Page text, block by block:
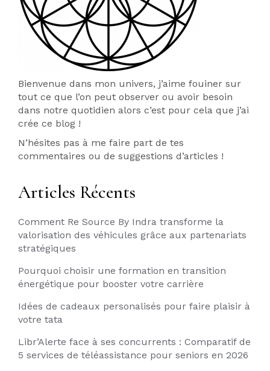
Bienvenue dans mon univers, j’aime fouiner sur
tout ce que l’on peut observer ou avoir besoin
dans notre quotidien alors c’est pour cela que j’ai
crée ce blog !
N’hésites pas à me faire part de tes
commentaires ou de suggestions d’articles !
Articles Récents
Comment Re Source By Indra transforme la
valorisation des véhicules grâce aux partenariats
stratégiques
Pourquoi choisir une formation en transition
énergétique pour booster votre carrière
Idées de cadeaux personalisés pour faire plaisir à
votre tata
Libr’Alerte face à ses concurrents : Comparatif de
5 services de téléassistance pour seniors en 2026